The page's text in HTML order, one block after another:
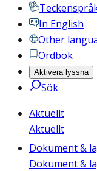
In English
Other
Ordbok
Aktivera lyssna
Sök
Aktuellt
Aktuellt
Dokument &
Dokument &